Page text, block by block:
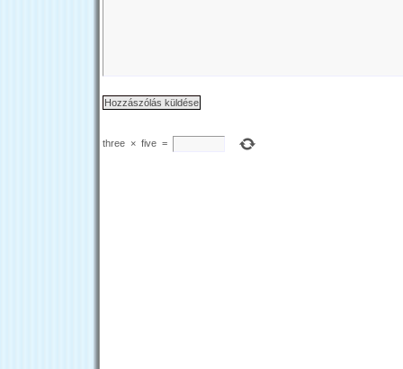
three × five =